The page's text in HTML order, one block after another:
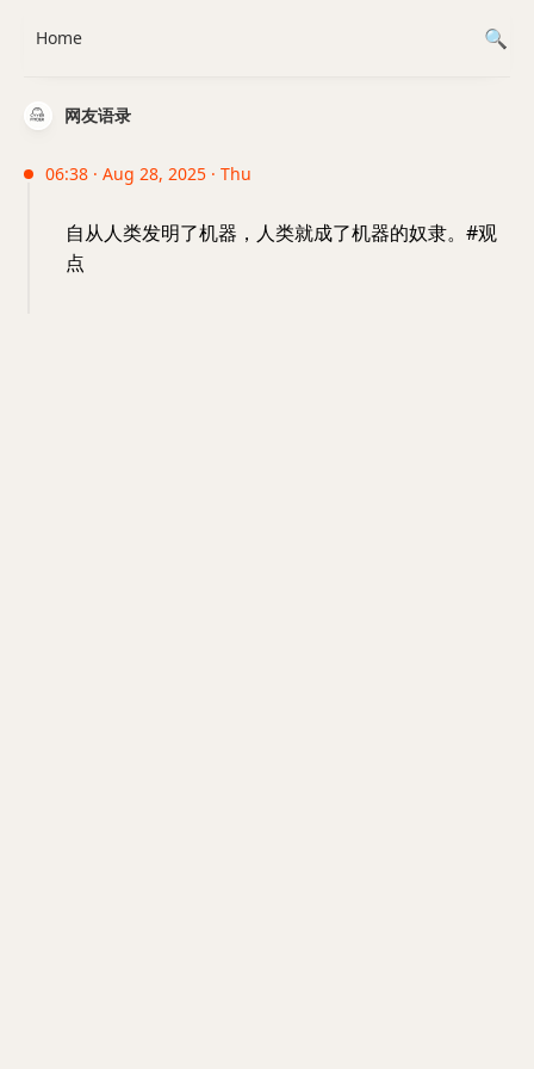
网友语录
06:38 · Aug 28, 2025 · Thu
自从人类发明了机器，人类就成了机器的奴隶。#观
点
Home